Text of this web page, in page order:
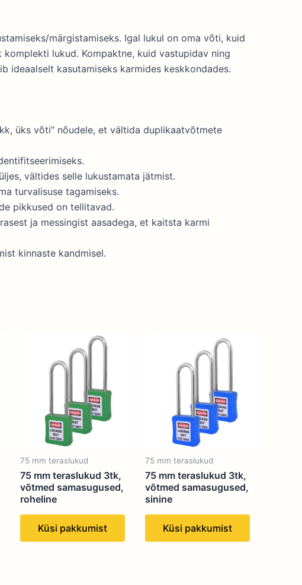
märgistamiseks. Igal lukul on oma võti, kuid
lukud. Kompaktne, kuid vastupidav ning
ideaalselt kasutamiseks karmides keskkondades.
üks võti“ nõudele, et vältida duplikaatvõtmete
vältides selle lukustamata jätmist.
turvalisuse tagamiseks.
pikkused on tellitavad.
ja messingist aasadega, et kaitsta karmi
kinnaste kandmisel.
75 mm teraslukud
75 mm teraslukud 3tk,
võtmed samasugused,
roheline
Küsi pakkumist
75 mm teraslukud
75 mm teraslukud 3tk,
võtmed samasugused,
sinine
Küsi pakkumist